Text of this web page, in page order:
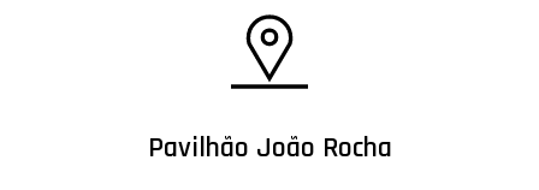
Pavilhão João Rocha